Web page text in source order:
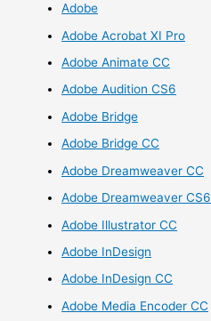
Adobe
Adobe Acrobat XI Pro
Adobe Animate CC
Adobe Audition CS6
Adobe Bridge
Adobe Bridge CC
Adobe Dreamweaver CC
Adobe Dreamweaver CS6
Adobe Illustrator CC
Adobe InDesign
Adobe InDesign CC
Adobe Media Encoder CC